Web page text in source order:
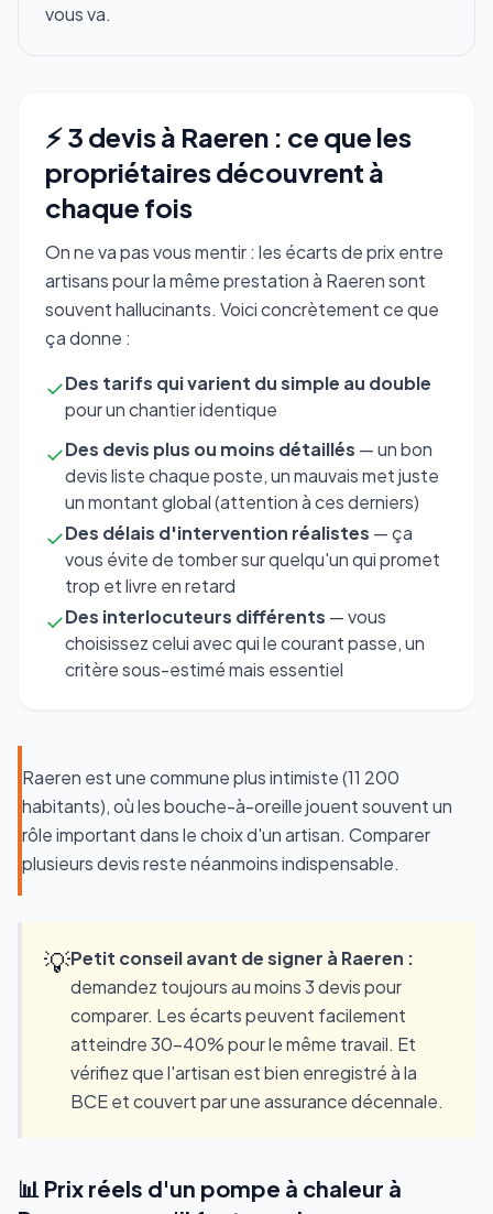
vous va.
⚡ 3 devis à Raeren : ce que les
propriétaires découvrent à
chaque fois
On ne va pas vous mentir : les écarts de prix entre
artisans pour la même prestation à Raeren sont
souvent hallucinants. Voici concrètement ce que
ça donne :
✓Des tarifs qui varient du simple au double
pour un chantier identique
✓Des devis plus ou moins détaillés — un bon
devis liste chaque poste, un mauvais met juste
un montant global (attention à ces derniers)
✓Des délais d'intervention réalistes — ça
vous évite de tomber sur quelqu'un qui promet
trop et livre en retard
✓Des interlocuteurs différents — vous
choisissez celui avec qui le courant passe, un
critère sous-estimé mais essentiel
Raeren est une commune plus intimiste (11 200
habitants), où les bouche-à-oreille jouent souvent un
rôle important dans le choix d'un artisan. Comparer
plusieurs devis reste néanmoins indispensable.
💡Petit conseil avant de signer à Raeren :
demandez toujours au moins 3 devis pour
comparer. Les écarts peuvent facilement
atteindre 30-40% pour le même travail. Et
vérifiez que l'artisan est bien enregistré à la
BCE et couvert par une assurance décennale.
📊 Prix réels d'un pompe à chaleur à